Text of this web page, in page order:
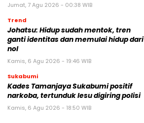
Jumat, 7 Agu 2026 - 00:38 WIB
Trend
Johatsu: Hidup sudah mentok, tren
ganti identitas dan memulai hidup dari
nol
Kamis, 6 Agu 2026 - 19:46 WIB
Sukabumi
Kades Tamanjaya Sukabumi positif
narkoba, tertunduk lesu digiring polisi
Kamis, 6 Agu 2026 - 18:50 WIB